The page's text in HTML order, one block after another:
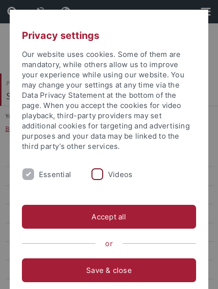
Skip
to
content
Skip
to
footer
Philosophische Fakultät
Slavisches Seminar
You are here: Startseite
...
Betreute und abgeschlossene Promotionen
Linda Böhm-Czuczkowski
Privacy settings
Our website uses cookies. Some of them are
mandatory, while others allow us to improve
your experience while using our website. You
may change your settings at any time via the
Data Privacy Statement at the bottom of the
page. When you accept the cookies for video
playback, third-party providers may set
additional cookies for targeting and advertising
purposes and your data may be linked to the
third party’s other services.
Essential Videos
Accept all
or
Save & close